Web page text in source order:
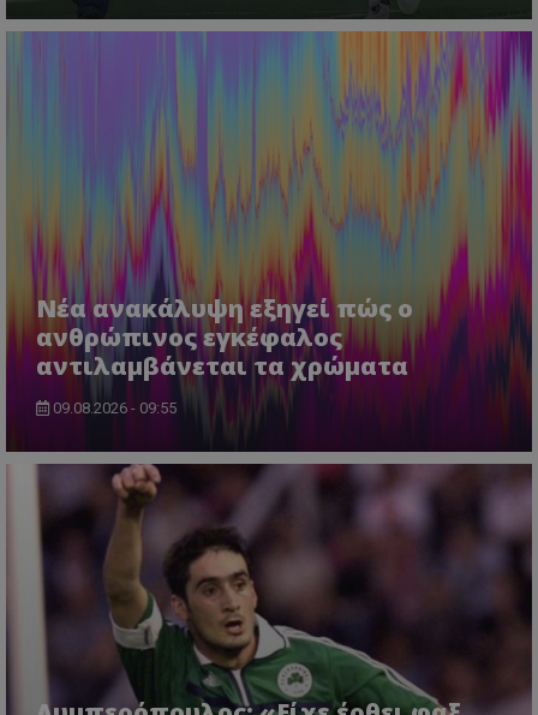
Νέα ανακάλυψη εξηγεί πώς ο
ανθρώπινος εγκέφαλος
αντιλαμβάνεται τα χρώματα
09.08.2026 - 09:55